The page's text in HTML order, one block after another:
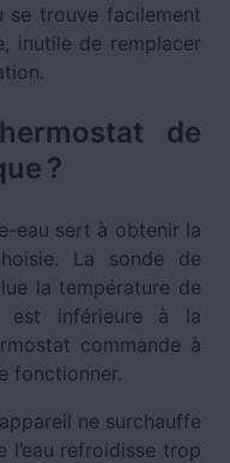
se trouve facilement
inutile de remplacer
de
?
eau sert à obtenir la
La sonde de
la température de
est inférieure à la
commande à
fonctionner.
ne surchauffe
l’eau refroidisse trop